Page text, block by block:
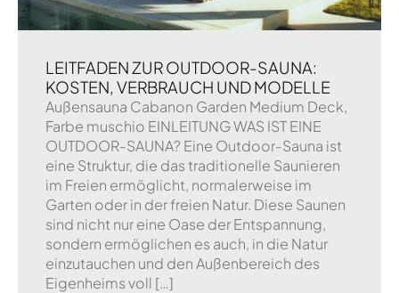
LEITFADEN ZUR OUTDOOR-SAUNA:
KOSTEN, VERBRAUCH UND MODELLE
Außensauna Cabanon Garden Medium Deck,
Farbe muschio EINLEITUNG WAS IST EINE
OUTDOOR-SAUNA? Eine Outdoor-Sauna ist
eine Struktur, die das traditionelle Saunieren
im Freien ermöglicht, normalerweise im
Garten oder in der freien Natur. Diese Saunen
sind nicht nur eine Oase der Entspannung,
sondern ermöglichen es auch, in die Natur
einzutauchen und den Außenbereich des
Eigenheims voll […]